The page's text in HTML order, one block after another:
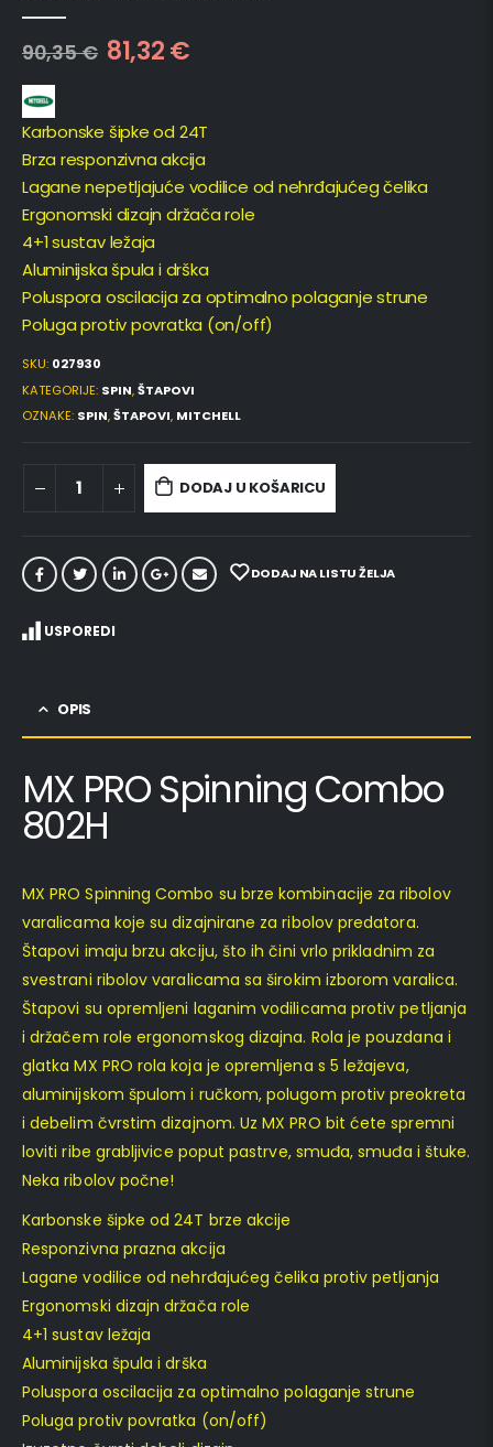
90,35€ 81,32€
Karbonske šipke od 24T
Brza responzivna akcija
Lagane nepetljajuće vodilice od nehrđajućeg čelika
Ergonomski dizajn držača role
4+1 sustav ležaja
Aluminijska špula i drška
Poluspora oscilacija za optimalno polaganje strune
Poluga protiv povratka (on/off)
SKU: 027930
KATEGORIJE: SPIN,ŠTAPOVI
OZNAKE: SPIN,ŠTAPOVI, MITCHELL
DODAJ U KOŠARICU
DODAJ NA LISTU ŽELJA
USPOREDI
OPIS
MX PRO Spinning Combo
802H
MX PRO Spinning Combo su brze kombinacije za ribolov
varalicama koje su dizajnirane za ribolov predatora.
Štapovi imaju brzu akciju, što ih čini vrlo prikladnim za
svestrani ribolov varalicama sa širokim izborom varalica.
Štapovi su opremljeni laganim vodilicama protiv petljanja
i držačem role ergonomskog dizajna. Rola je pouzdana i
glatka MX PRO rola koja je opremljena s 5 ležajeva,
aluminijskom špulom i ručkom, polugom protiv preokreta
i debelim čvrstim dizajnom. Uz MX PRO bit ćete spremni
loviti ribe grabljivice poput pastrve, smuđa, smuđa i štuke.
Neka ribolov počne!
Karbonske šipke od 24T brze akcije
Responzivna prazna akcija
Lagane vodilice od nehrđajućeg čelika protiv petljanja
Ergonomski dizajn držača role
4+1 sustav ležaja
Aluminijska špula i drška
Poluspora oscilacija za optimalno polaganje strune
Poluga protiv povratka (on/off)